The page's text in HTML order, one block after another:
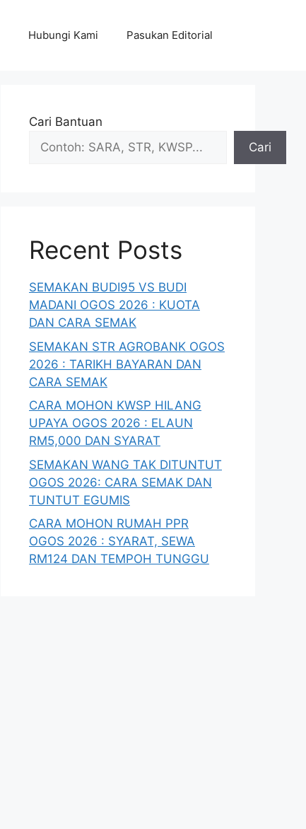
Hubungi Kami Pasukan Editorial
Cari Bantuan
Cari
Recent Posts
SEMAKAN BUDI95 VS BUDI
MADANI OGOS 2026 : KUOTA
DAN CARA SEMAK
SEMAKAN STR AGROBANK OGOS
2026 : TARIKH BAYARAN DAN
CARA SEMAK
CARA MOHON KWSP HILANG
UPAYA OGOS 2026 : ELAUN
RM5,000 DAN SYARAT
SEMAKAN WANG TAK DITUNTUT
OGOS 2026: CARA SEMAK DAN
TUNTUT EGUMIS
CARA MOHON RUMAH PPR
OGOS 2026 : SYARAT, SEWA
RM124 DAN TEMPOH TUNGGU